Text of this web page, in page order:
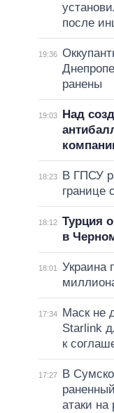
после
19:36
ранены
19:03
Над
18:23
В ГПСУ
границе
18:12 Турция
в
18:01
Украина
17:34
Маск не
Starlink
к
17:27
В
атаки на